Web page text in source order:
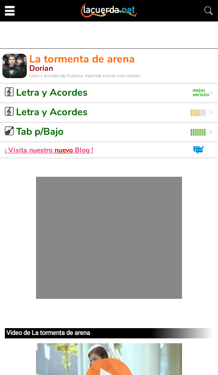
La tormenta de arena
Dorian
Letra y Acordes de Guitarra. Aprende a tocar esta canción
Letra y Acordes
Letra y Acordes
Tab p/Bajo
¡ Visita nuestro nuevo Blog !
Video de La tormenta de arena